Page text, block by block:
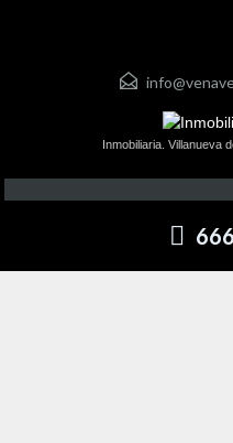
Inmobiliaria. Villanueva